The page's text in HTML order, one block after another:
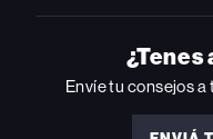
ON
¿Tenes
Envíe tu consejos